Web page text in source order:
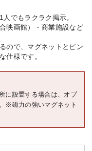
でもラクラク掲示。
映画館）・商業施設など
ので、マグネットとピン
仕様です。
に設置する場合は、オプ
※磁力の強いマグネット